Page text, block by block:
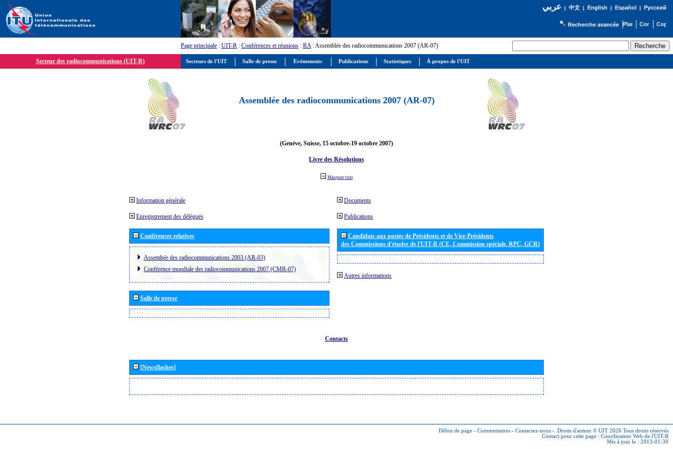
عربي| 中文| English | Español | Русский
Recherche avancée
Page principale : UIT-R : Conférences et réunions : RA: Assemblée des radiocommunications 2007 (AR-07)
Secteur des radiocommunications (UIT-R)
Assemblée des radiocommunications 2007 (AR-07)
(Genève, Suisse, 15 octobre-19 octobre 2007)
Livre des Résolutions
Masquer tout
Information générale
Enregistrement des délégués
Conférences relatives
Assembée des radiocommunications 2003 (AR-03)
Conférence mondiale des radiocommunications 2007 (CMR-07)
Salle de presse
Documents
Publications
Candidats aux postes de Présidents et de Vice-Présidents
des Commissions d'études de l'UIT-R (CE, Commission spéciale, RPC, GCR)
Autres informations
Contacts
[Newsflashes]
Début de page - Commentaires - Contactez-nous - Droits d'auteur © UIT 2026 Tous droits réservés
Contact pour cette page : Coordinateur Web de l'UIT-R
Mis à jour le : 2013-01-30
Secteurs de l'UIT Salle de presse Evénements Publications Statistiques À propos de l'UIT